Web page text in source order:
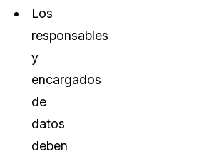
Los
responsables
y
encargados
de
datos
deben